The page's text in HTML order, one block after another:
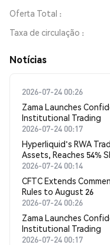
Oferta Total
Taxa de circulação
​​Notícias​​
2026-07-24 00:26
Zama Launches
Institutional Trading
2026-07-24 00:17
Hyperliquid's RWA
Assets, Reaches 54%
2026-07-24 00:14
CFTC Extends
Rules to August 26
2026-07-24 00:26
Zama Launches
Institutional Trading
2026-07-24 00:17